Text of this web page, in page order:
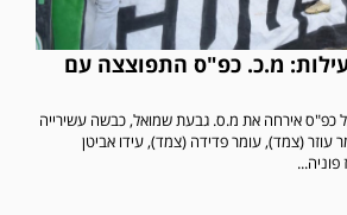
מ.כ. כפ"ס התפוצצה עם
כפ"ס אירחה את מ.ס. גבעת שמואל, כבשה עשירייה
(צמד), עומר פדידה (צמד), עידו אביטן